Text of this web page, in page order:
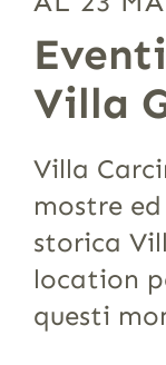
Villa
Villa
mostre
storica
location
questi